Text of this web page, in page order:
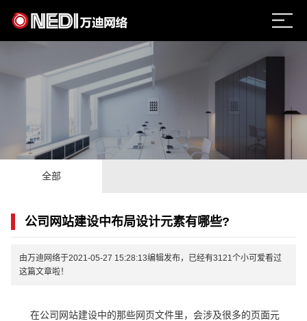
全部
公司网站建设中布局设计元素有哪些?
由万迪网络于2021-05-27 15:28:13编辑发布，已经有3121个小可爱看过
这篇文章啦！
在公司网站建设中的那些网页文件里，会涉及很多的页面元